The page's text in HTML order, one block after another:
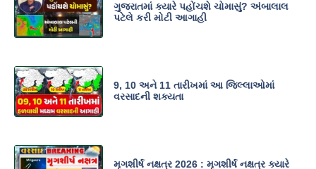
ગુજરાતમાં ક્યારે પહોંચશે ચોમાસું? અંબાલાલ
પટેલે કરી મોટી આગાહી
9, 10 અને 11 તારીખમાં આ જિલ્લાઓમાં
વરસાદની શક્યતા
મૃગશીર્ષ નક્ષત્ર 2026 : મૃગશીર્ષ નક્ષત્ર ક્યારે